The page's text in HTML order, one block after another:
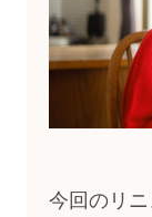
今回のリ